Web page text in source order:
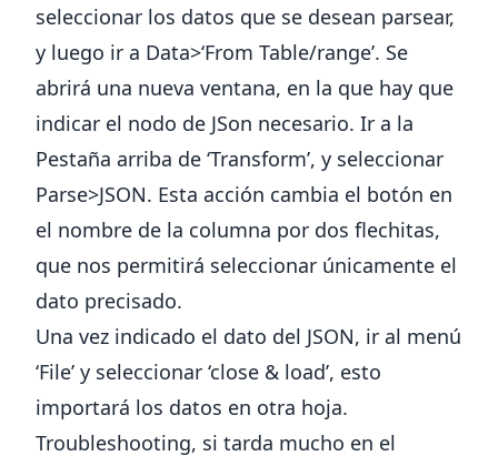
seleccionar los datos que se desean parsear,
y luego ir a Data>‘From Table/range’. Se
abrirá una nueva ventana, en la que hay que
indicar el nodo de JSon necesario. Ir a la
Pestaña arriba de ‘Transform’, y seleccionar
Parse>JSON. Esta acción cambia el botón en
el nombre de la columna por dos flechitas,
que nos permitirá seleccionar únicamente el
dato precisado.
Una vez indicado el dato del JSON, ir al menú
‘File’ y seleccionar ‘close & load’, esto
importará los datos en otra hoja.
Troubleshooting, si tarda mucho en el